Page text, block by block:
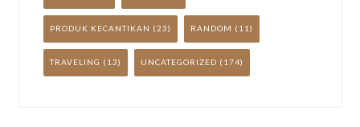
PRODUK KECANTIKAN (23) RANDOM (11)
TRAVELING (13) UNCATEGORIZED (174)